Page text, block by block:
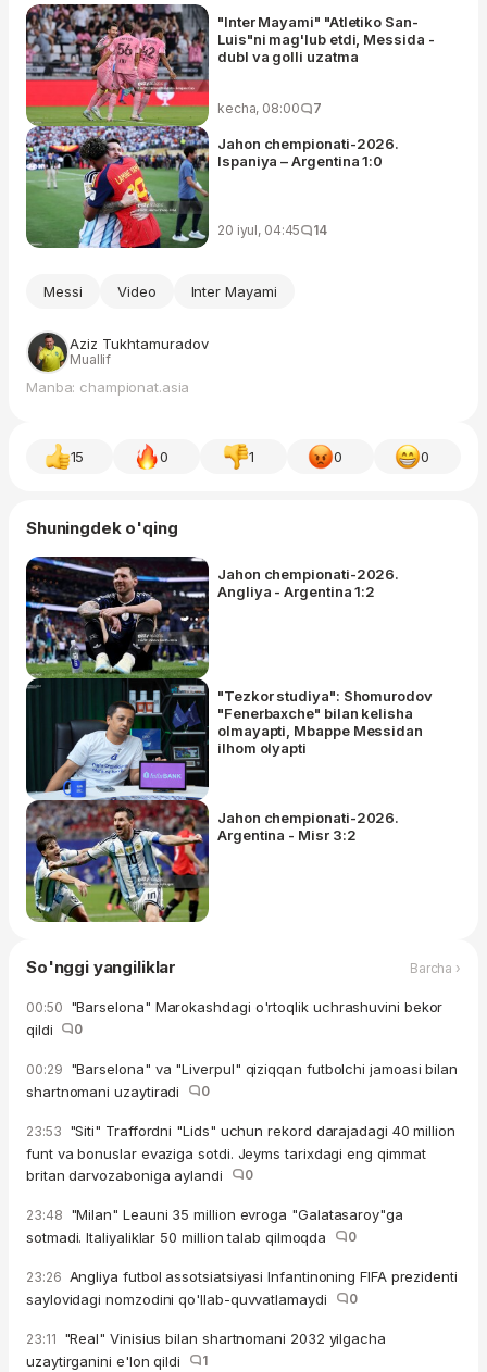
"Inter Mayami" "Atletiko San-
Luis"ni mag'lub etdi, Messida -
dubl va golli uzatma
kecha, 08:00 7
Jahon chempionati-2026.
Ispaniya – Argentina 1:0
20 iyul, 04:45 14
Messi Video Inter Mayami
Aziz Tukhtamuradov
Muallif
Manba: championat.asia
15 0 1 0 0
Shuningdek o'qing
Jahon chempionati-2026.
Angliya - Argentina 1:2
"Tezkor studiya": Shomurodov
"Fenerbaxche" bilan kelisha
olmayapti, Mbappe Messidan
ilhom olyapti
Jahon chempionati-2026.
Argentina - Misr 3:2
So'nggi yangiliklar Barcha ›
00:50 "Barselona" Marokashdagi o'rtoqlik uchrashuvini bekor
qildi
0
00:29 "Barselona" va "Liverpul" qiziqqan futbolchi jamoasi bilan
shartnomani uzaytiradi
0
23:53 "Siti" Traffordni "Lids" uchun rekord darajadagi 40 million
funt va bonuslar evaziga sotdi. Jeyms tarixdagi eng qimmat
britan darvozaboniga aylandi
0
23:48 "Milan" Leauni 35 million evroga "Galatasaroy"ga
sotmadi. Italiyaliklar 50 million talab qilmoqda
0
23:26 Angliya futbol assotsiatsiyasi Infantinoning FIFA prezidenti
saylovidagi nomzodini qo'llab-quvvatlamaydi
0
23:11 "Real" Vinisius bilan shartnomani 2032 yilgacha
uzaytirganini e'lon qildi
1